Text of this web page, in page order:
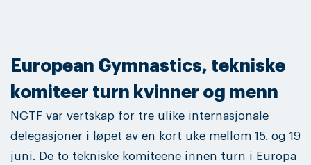
European Gymnastics, tekniske
komiteer turn kvinner og menn
NGTF var vertskap for tre ulike internasjonale
delegasjoner i løpet av en kort uke mellom 15. og 19
juni. De to tekniske komiteene innen turn i Europa